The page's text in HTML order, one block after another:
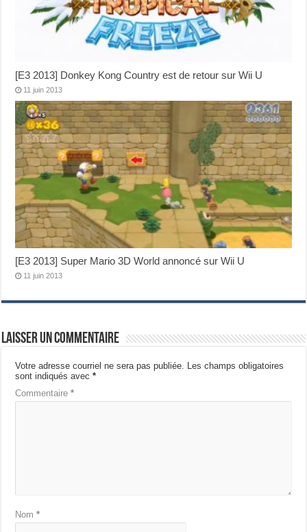
[E3 2013] Donkey Kong Country est de retour sur Wii U
11 juin 2013
[E3 2013] Super Mario 3D World annoncé sur Wii U
11 juin 2013
Laisser un commentaire
Votre adresse courriel ne sera pas publiée. Les champs obligatoires
sont indiqués avec*
Commentaire*
Nom*